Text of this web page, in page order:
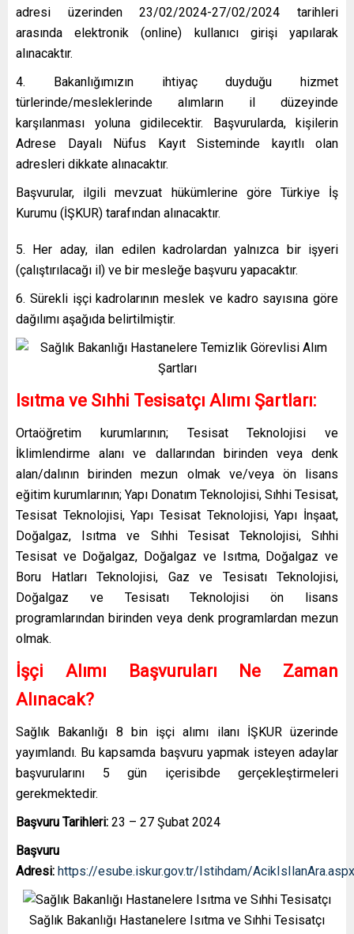
adresi üzerinden 23/02/2024-27/02/2024 tarihleri
arasında elektronik (online) kullanıcı girişi yapılarak
alınacaktır.
4. Bakanlığımızın ihtiyaç duyduğu hizmet
türlerinde/mesleklerinde alımların il düzeyinde
karşılanması yoluna gidilecektir. Başvurularda, kişilerin
Adrese Dayalı Nüfus Kayıt Sisteminde kayıtlı olan
adresleri dikkate alınacaktır.
Başvurular, ilgili mevzuat hükümlerine göre Türkiye İş
Kurumu (İŞKUR) tarafından alınacaktır.
5. Her aday, ilan edilen kadrolardan yalnızca bir işyeri
(çalıştırılacağı il) ve bir mesleğe başvuru yapacaktır.
6. Sürekli işçi kadrolarının meslek ve kadro sayısına göre
dağılımı aşağıda belirtilmiştir.
Isıtma ve Sıhhi Tesisatçı Alımı Şartları:
Ortaöğretim kurumlarının; Tesisat Teknolojisi ve
İklimlendirme alanı ve dallarından birinden veya denk
alan/dalının birinden mezun olmak ve/veya ön lisans
eğitim kurumlarının; Yapı Donatım Teknolojisi, Sıhhi Tesisat,
Tesisat Teknolojisi, Yapı Tesisat Teknolojisi, Yapı İnşaat,
Doğalgaz, Isıtma ve Sıhhi Tesisat Teknolojisi, Sıhhi
Tesisat ve Doğalgaz, Doğalgaz ve Isıtma, Doğalgaz ve
Boru Hatları Teknolojisi, Gaz ve Tesisatı Teknolojisi,
Doğalgaz ve Tesisatı Teknolojisi ön lisans
programlarından birinden veya denk programlardan mezun
olmak.
İşçi Alımı Başvuruları Ne Zaman
Alınacak?
Sağlık Bakanlığı 8 bin işçi alımı ilanı İŞKUR üzerinde
yayımlandı. Bu kapsamda başvuru yapmak isteyen adaylar
başvurularını 5 gün içerisibde gerçekleştirmeleri
gerekmektedir.
Başvuru Tarihleri: 23 – 27 Şubat 2024
Başvuru
Adresi: https://esube.iskur.gov.tr/Istihdam/AcikIsIlanAra.aspx
Sağlık Bakanlığı Hastanelere Isıtma ve Sıhhi Tesisatçı